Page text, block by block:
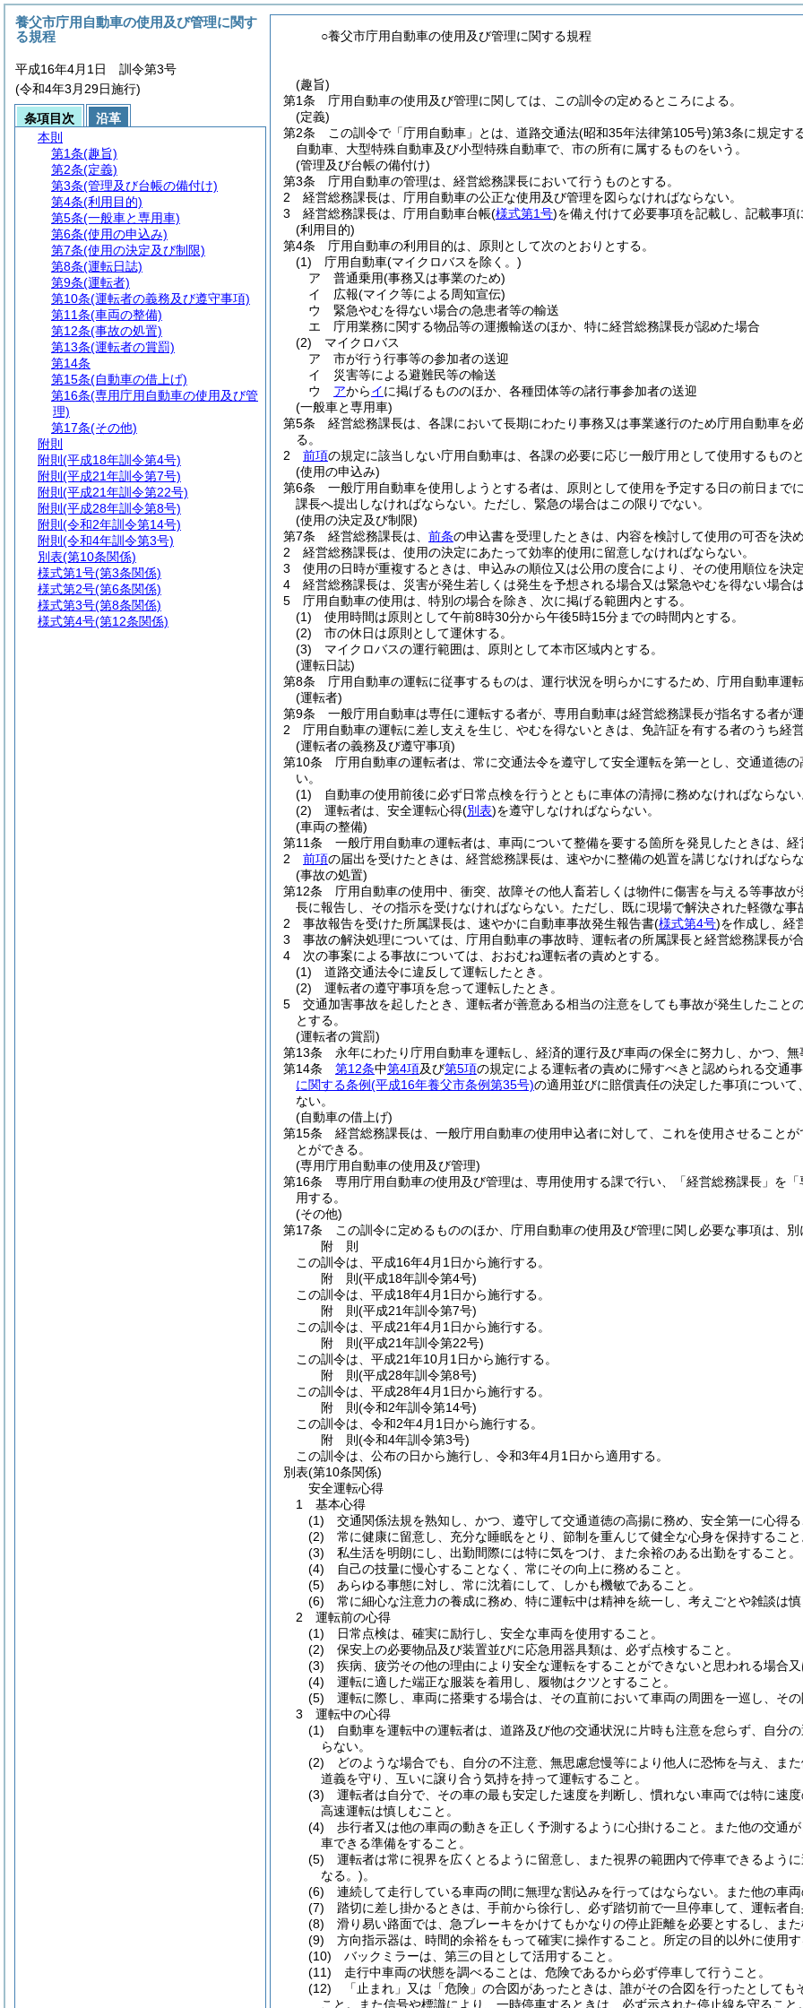
○養父市庁用自動車の使用及び管理に関する規程
(趣旨)
第1条
庁用自動車の使用及び管理に関しては、この訓令の定めるところによる。
(定義)
第2条
この訓令で「庁用自動車」とは、道路交通法(昭和35年法律第105号)第3条に規定す
自動車、大型特殊自動車及び小型特殊自動車で、市の所有に属するものをいう。
(管理及び台帳の備付け)
第3条
庁用自動車の管理は、経営総務課長において行うものとする。
2
経営総務課長は、庁用自動車の公正な使用及び管理を図らなければならない。
3
経営総務課長は、庁用自動車台帳(様式第1号)を備え付けて必要事項を記載し、記載事項
(利用目的)
第4条
庁用自動車の利用目的は、原則として次のとおりとする。
(1)
庁用自動車(マイクロバスを除く。)
ア
普通乗用(事務又は事業のため)
イ
広報(マイク等による周知宣伝)
ウ
緊急やむを得ない場合の急患者等の輸送
エ
庁用業務に関する物品等の運搬輸送のほか、特に経営総務課長が認めた場合
(2)
マイクロバス
ア
市が行う行事等の参加者の送迎
イ
災害等による避難民等の輸送
ウ
アからイに掲げるもののほか、各種団体等の諸行事参加者の送迎
(一般車と専用車)
第5条
経営総務課長は、各課において長期にわたり事務又は事業遂行のため庁用自動車を
る。
2
前項の規定に該当しない庁用自動車は、各課の必要に応じ一般庁用として使用するものと
(使用の申込み)
第6条
一般庁用自動車を使用しようとする者は、原則として使用を予定する日の前日まで
課長へ提出しなければならない。 ただし、緊急の場合はこの限りでない。
(使用の決定及び制限)
第7条
経営総務課長は、 前条の申込書を受理したときは、内容を検討して使用の可否を決
2
経営総務課長は、使用の決定にあたって効率的使用に留意しなければならない。
3
使用の日時が重複するときは、申込みの順位又は公用の度合により、その使用順位を決定
4
経営総務課長は、災害が発生若しくは発生を予想される場合又は緊急やむを得ない場合
5
庁用自動車の使用は、特別の場合を除き、次に掲げる範囲内とする。
(1)
使用時間は原則として午前8時30分から午後5時15分までの時間内とする。
(2)
市の休日は原則として運休する。
(3)
マイクロバスの運行範囲は、原則として本市区域内とする。
(運転日誌)
第8条
庁用自動車の運転に従事するものは、運行状況を明らかにするため、庁用自動車運
(運転者)
第9条
一般庁用自動車は専任に運転する者が、専用自動車は経営総務課長が指名する者が運
2
庁用自動車の運転に差し支えを生じ、やむを得ないときは、免許証を有する者のうち経
(運転者の義務及び遵守事項)
第10条
庁用自動車の運転者は、常に交通法令を遵守して安全運転を第一とし、交通道徳
い。
(1)
自動車の使用前後に必ず日常点検を行うとともに車体の清掃に務めなければならない
(2)
運転者は、安全運転心得(別表)を遵守しなければならない。
(車両の整備)
第11条
一般庁用自動車の運転者は、車両について整備を要する箇所を発見したときは、
2
前項の届出を受けたときは、経営総務課長は、速やかに整備の処置を講じなければならな
(事故の処置)
第12条
庁用自動車の使用中、衝突、故障その他人畜若しくは物件に傷害を与える等事故
長に報告し、その指示を受けなければならない。 ただし、既に現場で解決された軽微な事
2
事故報告を受けた所属課長は、速やかに自動車事故発生報告書(様式第4号)を作成し、経
3
事故の解決処理については、庁用自動車の事故時、運転者の所属課長と経営総務課長が
4
次の事案による事故については、おおむね運転者の責めとする。
(1)
道路交通法令に違反して運転したとき。
(2)
運転者の遵守事項を怠って運転したとき。
5
交通加害事故を起したとき、運転者が善意ある相当の注意をしても事故が発生したこ
とする。
(運転者の賞罰)
第13条
永年にわたり庁用自動車を運転し、経済的運行及び車両の保全に努力し、かつ、
第14条
第12条中第4項及び第5項の規定による運転者の責めに帰すべきと認められる交通事
に関する条例(平成16年養父市条例第35号)の適用並びに賠償責任の決定した事項につい
ない。
(自動車の借上げ)
第15条
経営総務課長は、一般庁用自動車の使用申込者に対して、これを使用させること
とができる。
(専用庁用自動車の使用及び管理)
第16条
専用庁用自動車の使用及び管理は、専用使用する課で行い、「経営総務課長」を
用する。
(その他)
第17条
この訓令に定めるもののほか、庁用自動車の使用及び管理に関し必要な事項は、別
附 則
この訓令は、平成16年4月1日から施行する。
附 則(平成18年訓令第4号)
この訓令は、平成18年4月1日から施行する。
附 則(平成21年訓令第7号)
この訓令は、平成21年4月1日から施行する。
附 則(平成21年訓令第22号)
この訓令は、平成21年10月1日から施行する。
附 則(平成28年訓令第8号)
この訓令は、平成28年4月1日から施行する。
附 則(令和2年訓令第14号)
この訓令は、令和2年4月1日から施行する。
附 則(令和4年訓令第3号)
この訓令は、公布の日から施行し、令和3年4月1日から適用する。
別表(第10条関係)
安全運転心得
1 基本心得
(1) 交通関係法規を熟知し、かつ、遵守して交通道徳の高揚に務め、安全第一に心得る
(2) 常に健康に留意し、充分な睡眠をとり、節制を重んじて健全な心身を保持すること
(3) 私生活を明朗にし、出勤間際には特に気をつけ、また余裕のある出勤をすること。
(4) 自己の技量に慢心することなく、常にその向上に務めること。
(5) あらゆる事態に対し、常に沈着にして、しかも機敏であること。
(6) 常に細心な注意力の養成に務め、特に運転中は精神を統一し、考えごとや雑談は慎
2 運転前の心得
(1) 日常点検は、確実に励行し、安全な車両を使用すること。
(2) 保安上の必要物品及び装置並びに応急用器具類は、必ず点検すること。
(3) 疾病、疲労その他の理由により安全な運転をすることができないと思われる場合又
(4) 運転に適した端正な服装を着用し、履物はクツとすること。
(5) 運転に際し、車両に搭乗する場合は、その直前において車両の周囲を一巡し、その
3 運転中の心得
(1) 自動車を運転中の運転者は、道路及び他の交通状況に片時も注意を怠らず、自分
らない。
(2) どのような場合でも、自分の不注意、無思慮怠慢等により他人に恐怖を与え、ま
道義を守り、互いに譲り合う気持を持って運転すること。
(3) 運転者は自分で、その車の最も安定した速度を判断し、慣れない車両では特に速
高速運転は慎しむこと。
(4) 歩行者又は他の車両の動きを正しく予測するように心掛けること。また他の交通
車できる準備をすること。
(5) 運転者は常に視界を広くとるように留意し、また視界の範囲内で停車できるよう
なる。)。
(6) 連続して走行している車両の間に無理な割込みを行ってはならない。また他の車両
(7) 踏切に差し掛かるときは、手前から徐行し、必ず踏切前で一旦停車して、運転者自
(8) 滑り易い路面では、急ブレーキをかけてもかなりの停止距離を必要とするし、ま
(9) 方向指示器は、時間的余裕をもって確実に操作すること。所定の目的以外に使用す
(10) バックミラーは、第三の目として活用すること。
(11) 走行中車両の状態を調べることは、危険であるから必ず停車して行うこと。
(12) 「止まれ」又は「危険」の合図があったときは、誰がその合図を行ったとしても
こと。また信号や標識により、一時停車するときは、必ず示された停止線を守ること。
養父市庁用自動車の使用及び管理に関す
る規程
平成16年4月1日 訓令第3号
(令和4年3月29日施行)
条項目次
沿革
本則
第1条(趣旨)
第2条(定義)
第3条(管理及び台帳の備付け)
第4条(利用目的)
第5条(一般車と専用車)
第6条(使用の申込み)
第7条(使用の決定及び制限)
第8条(運転日誌)
第9条(運転者)
第10条(運転者の義務及び遵守事項)
第11条(車両の整備)
第12条(事故の処置)
第13条(運転者の賞罰)
第14条
第15条(自動車の借上げ)
第16条(専用庁用自動車の使用及び管
理)
第17条(その他)
附則
附則 (平成18年訓令第4号)
附則 (平成21年訓令第7号)
附則 (平成21年訓令第22号)
附則 (平成28年訓令第8号)
附則 (令和2年訓令第14号)
附則 (令和4年訓令第3号)
別表(第10条関係)
様式第1号(第3条関係)
様式第2号(第6条関係)
様式第3号(第8条関係)
様式第4号(第12条関係)